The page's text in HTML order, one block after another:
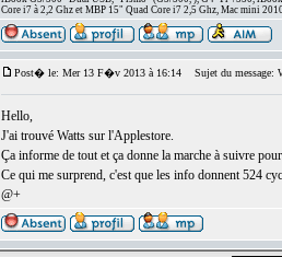
Core i7 à 2,2 Ghz et MBP 15" Quad Core i7 2,5 Ghz, Mac mini
Post� le: Mer 13 F�v 2013 à 16:14 Sujet du message:
Hello,
J'ai trouvé Watts sur l'Applestore.
Ça informe de tout et ça donne la marche à suivre
Ce qui me surprend, c'est que les info donnent 524
@+